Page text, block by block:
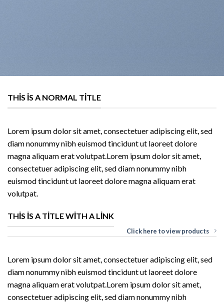
THIS IS A NORMAL TITLE
Lorem ipsum dolor sit amet, consectetuer adipiscing elit, sed
diam nonummy nibh euismod tincidunt ut laoreet dolore
magna aliquam erat volutpat.Lorem ipsum dolor sit amet,
consectetuer adipiscing elit, sed diam nonummy nibh
euismod tincidunt ut laoreet dolore magna aliquam erat
volutpat.
THIS IS A TITLE WITH A LINK
Click here to view products
Lorem ipsum dolor sit amet, consectetuer adipiscing elit, sed
diam nonummy nibh euismod tincidunt ut laoreet dolore
magna aliquam erat volutpat.Lorem ipsum dolor sit amet,
consectetuer adipiscing elit, sed diam nonummy nibh